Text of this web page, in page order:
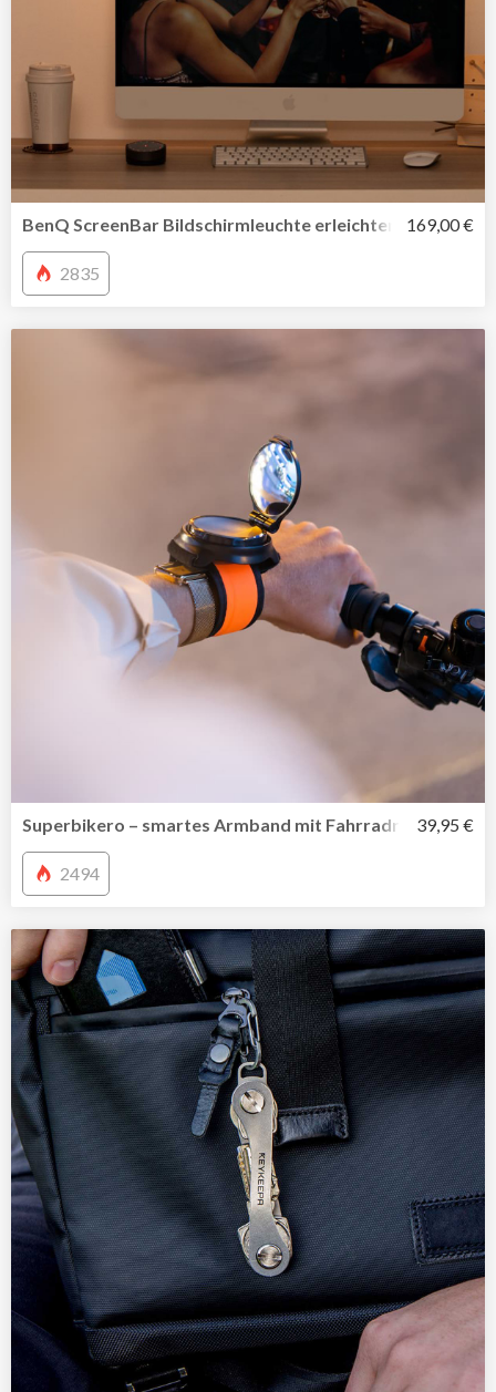
BenQ ScreenBar Bildschirmleuchte erleichtert die Arbeit
169,00 €
2835
Superbikero – smartes Armband mit Fahrradrückspiegel
39,95 €
2494